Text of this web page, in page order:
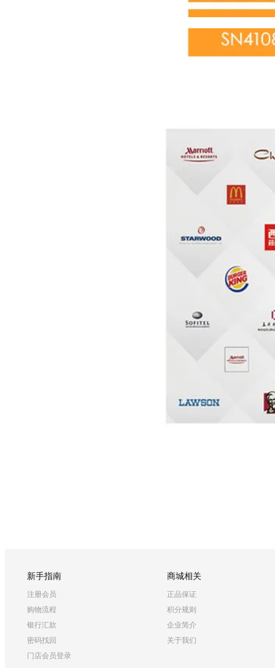
新手指南
注册会员
购物流程
银行汇款
密码找回
门店会员登录
商城相关
正品保证
积分规则
企业简介
关于我们